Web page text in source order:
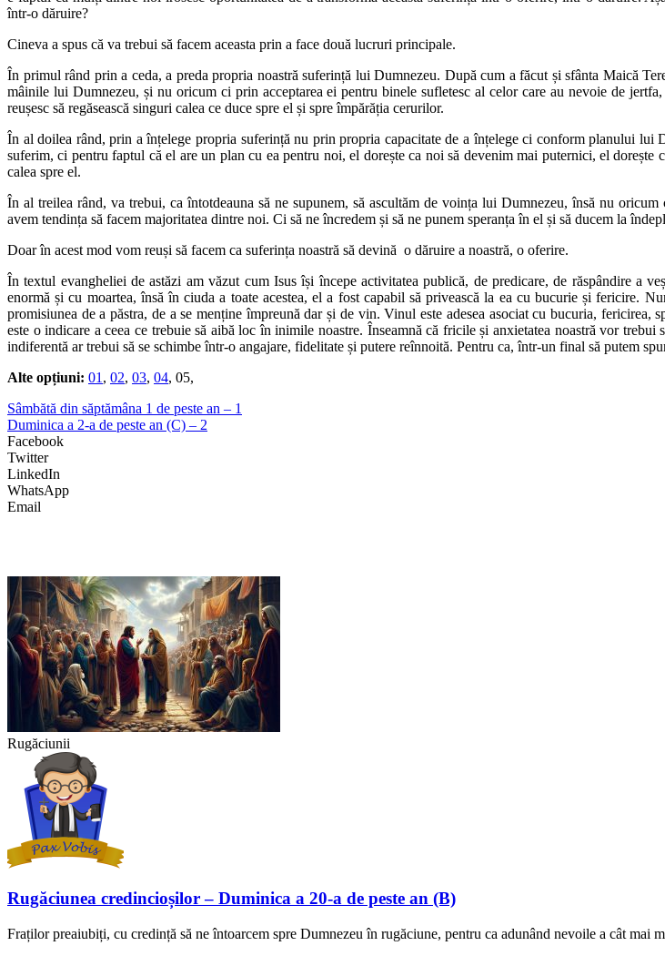
într-o dăruire?
Cineva a spus că va trebui să facem aceasta prin a face două lucruri principale.
În primul rând prin a ceda, a preda propria noastră suferință lui Dumnezeu. După cum a făcut și sfânta Maică
mâinile lui Dumnezeu, și nu oricum ci prin acceptarea ei pentru binele sufletesc al celor care au nevoie de
reușesc să regăsească singuri calea ce duce spre el și spre împărăția cerurilor.
În al doilea rând, prin a înțelege propria suferință nu prin propria capacitate de a înțelege ci conform planului lui
suferim, ci pentru faptul că el are un plan cu ea pentru noi, el dorește ca noi să devenim mai puternici, el
calea spre el.
În al treilea rând, va trebui, ca întotdeauna să ne supunem, să ascultăm de voința lui Dumnezeu, însă nu
avem tendința să facem majoritatea dintre noi. Ci să ne încredem și să ne punem speranța în el și să ducem la
Doar în acest mod vom reuși să facem ca suferința noastră să devină o dăruire a noastră, o oferire.
În textul evangheliei de astăzi am văzut cum Isus își începe activitatea publică, de predicare, de răspândire a
enormă și cu moartea, însă în ciuda a toate acestea, el a fost capabil să privească la ea cu bucurie și fericire.
promisiunea de a păstra, de a se menține împreună dar și de vin. Vinul este adesea asociat cu bucuria,
este o indicare a ceea ce trebuie să aibă loc în inimile noastre. Înseamnă că fricile și anxietatea noastră vor
indiferentă ar trebui să se schimbe într-o angajare, fidelitate și putere reînnoită. Pentru ca, într-un final să putem
Alte opțiuni: 01 , 02, 03, 04, 05,
Sâmbătă din săptămâna 1 de peste an – 1
Duminica a 2-a de peste an (C) – 2
Facebook
Twitter
LinkedIn
WhatsApp
Email
Rugăciunii
Rugăciunea credincioșilor – Duminica a 20-a de peste an (B)
Fraților preaiubiți, cu credință să ne întoarcem spre Dumnezeu în rugăciune, pentru ca adunând nevoile a cât mai